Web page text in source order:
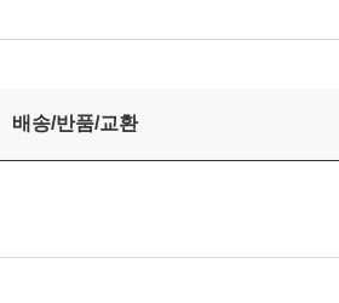
들 에디션]
배송/반품/교환